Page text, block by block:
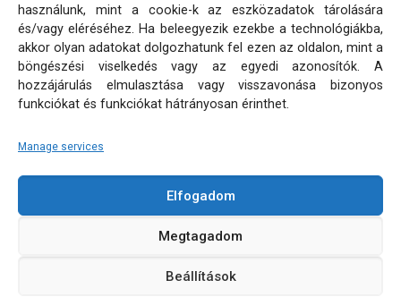
használunk, mint a cookie-k az eszközadatok tárolására
és/vagy eléréséhez. Ha beleegyezik ezekbe a technológiákba,
akkor olyan adatokat dolgozhatunk fel ezen az oldalon, mint a
böngészési viselkedés vagy az egyedi azonosítók. A
hozzájárulás elmulasztása vagy visszavonása bizonyos
funkciókat és funkciókat hátrányosan érinthet.
Manage services
Elfogadom
Megtagadom
Beállítások
Oldaltérkép
Adatkezelési tájékoztatók
KÜLTÉRI PÁRNA MATRAC MÉRETRE KÉSZÍTÉS | MINDEN
JOG FENNTARTVA! © 2026